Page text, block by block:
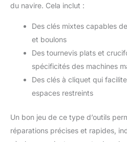
du navire. Cela inclut :
Des clés mixtes capables
et boulons
Des tournevis plats et
spécificités des machines
Des clés à cliquet qui
espaces restreints
Un bon jeu de ce type d’outils
réparations précises et rapides,